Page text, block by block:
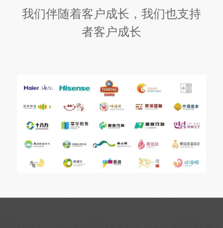
我们伴随着客户成长，我们也支持
者客户成长